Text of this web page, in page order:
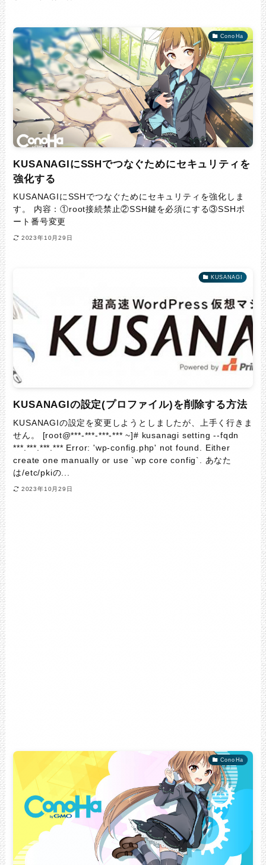
ConoHa
KUSANAGIにSSHでつなぐためにセキュリティを
強化する
KUSANAGIにSSHでつなぐためにセキュリティを強化しま
す。 内容：①root接続禁止②SSH鍵を必須にする③SSHポ
ート番号変更
2023年10月29日
KUSANAGI
KUSANAGIの設定(プロファイル)を削除する方法
KUSANAGIの設定を変更しようとしましたが、上手く行きま
せん。 [root@***-***-***-*** ~]# kusanagi setting --fqdn
***.***.***.*** Error: 'wp-config.php' not found. Either
create one manually or use `wp core config`. あなた
は/etc/pkiの...
2023年10月29日
ConoHa